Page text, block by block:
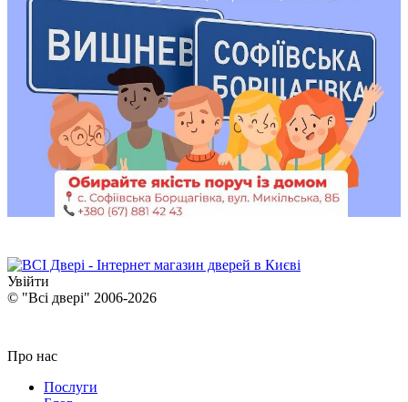
Увійти
© "Всі двері" 2006-2026
Про нас
Послуги